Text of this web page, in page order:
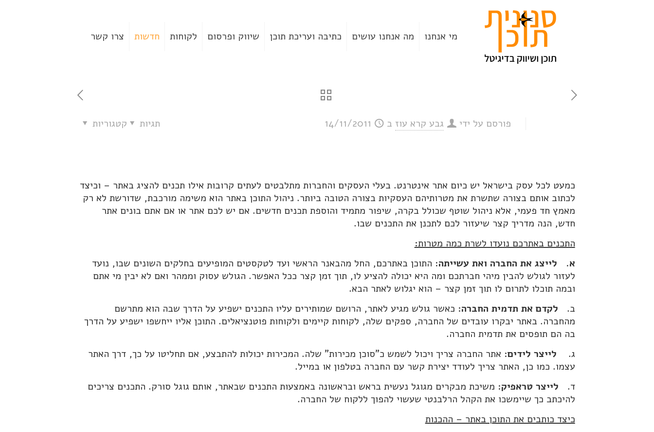
מי אנחנו מה אנחנו עושים כתיבה ועריכת תוכן שיווק ופרסום לקוחות חדשות צרו קשר
פורסם על ידי גבע קרא עוז ב 14/11/2011 קטגוריות תגיות
כמעט לכל עסק בישראל יש כיום אתר אינטרנט. בעלי העסקים והחברות מתלבטים לעתים קרובות אילו תכנים להציג באתר – וכיצד
לכתוב אותם בצורה שתשרת את מטרותיהם העסקיות בצורה הטובה ביותר. ניהול התוכן באתר הוא משימה מורכבת, שדורשת לא רק
מאמץ חד פעמי, אלא ניהול שוטף שכולל בקרה, שיפור מתמיד והוספת תכנים חדשים. אם יש לכם אתר או אם אתם בונים אתר
חדש, הנה מדריך קצר שיעזור לכם לתכנן את התכנים שבו.
התכנים באתרכם נועדו לשרת כמה מטרות:
א. לייצג את החברה ואת עשייתה: התוכן באתרכם, החל מהבאנר הראשי ועד לטקסטים המופיעים בחלקים השונים שבו, נועד
לעזור לגולש להבין מיהי חברתכם ומה היא יכולה להציע לו, תוך זמן קצר ככל האפשר. הגולש עסוק וממהר ואם לא יבין מי אתם
ובמה תוכלו לתרום לו תוך זמן קצר – הוא יגלוש לאתר הבא.
ב. לקדם את תדמית החברה: כאשר גולש מגיע לאתר, הרושם שמותירים עליו התכנים ישפיע על הדרך שבה הוא מתרשם
מהחברה. באתר יבקרו עובדים של החברה, ספקים שלה, לקוחות קיימים ולקוחות פוטנציאלים. התוכן אליו ייחשפו ישפיע על הדרך
בה הם תופסים את תדמית החברה.
ג. לייצר לידים: אתר החברה צריך ויכול לשמש כ"סוכן מכירות" שלה. המכירות יכולות להתבצע, אם תחליטו על כך, דרך האתר
עצמו. כמו כן, האתר צריך לעודד יצירת קשר עם החברה בטלפון או במייל.
ד. לייצר טראפיק: משיכת מבקרים מגוגל נעשית בראש ובראשונה באמצעות התכנים שבאתר, אותם גוגל סורק. התכנים צריכים
להיכתב כך שיימשכו את הקהל הרלבנטי שעשוי להפוך ללקוח של החברה.
כיצד כותבים את התוכן באתר – ההכנות